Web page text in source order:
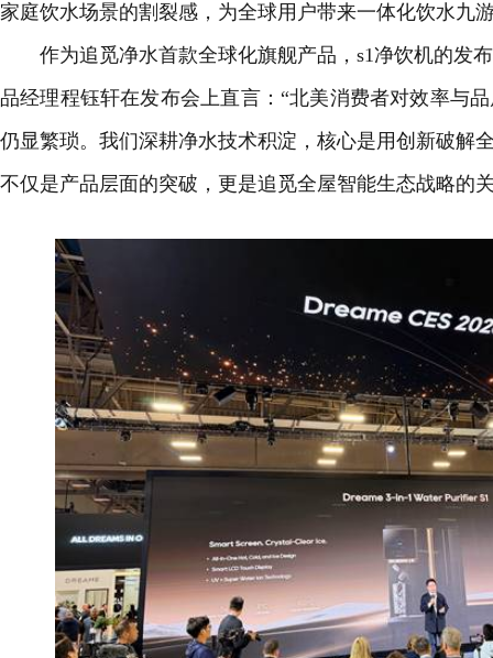
家庭饮水场景的割裂感，为全球用户带来一体化饮水九
作为追觅净水首款全球化旗舰产品，s1净饮机的发
品经理程钰轩在发布会上直言：“北美消费者对效率与
仍显繁琐。我们深耕净水技术积淀，核心是用创新破解
不仅是产品层面的突破，更是追觅全屋智能生态战略的